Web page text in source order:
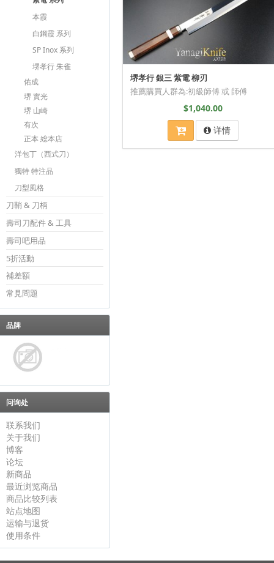
本霞
白鋼霞 系列
SP Inox 系列
堺孝行 朱雀
佑成
堺 實光
堺 山崎
有次
正本 総本店
洋包丁（西式刀）
獨特 特注品
刀型風格
刀鞘 & 刀柄
壽司刀配件 & 工具
壽司吧用品
5折活動
補差額
常見問題
品牌
问询处
联系我们
关于我们
博客
论坛
新商品
最近浏览商品
商品比较列表
站点地图
运输与退货
使用条件
堺孝行 銀三 紫電 柳刃
推薦購買人群為:初級師傅 或 師傅
$1,040.00
详情